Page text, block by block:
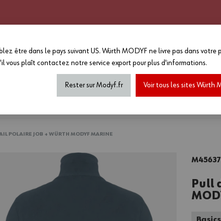
-15% sur le reste du site
*Offre non cumulable avec toutes
de marquage...) dans la limite
MAGASIN...
POLAIRE JOB + WÜRTH MODYF MARINE
Pull
être dans le pays suivant US. Würth MODYF ne livre pas dans votre
vous plaît contactez notre service export pour plus d'informations.
Rester sur Modyf.fr Voir tous les sites Würth